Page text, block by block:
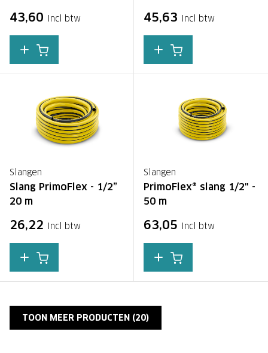
43,60 Incl btw 45,63 Incl btw
Slangen
Slang PrimoFlex - 1/2”
20 m
26,22 Incl btw
Slangen
PrimoFlex® slang 1/2" -
50 m
63,05 Incl btw
TOON MEER PRODUCTEN (20)